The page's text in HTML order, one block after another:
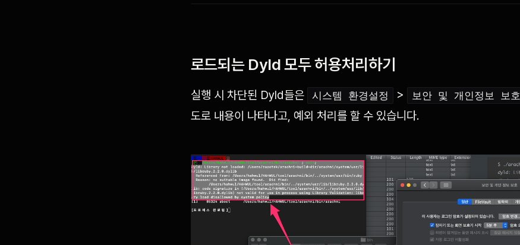
로드되는 Dyld 모두 허용처리하기
실행 시 차단된 Dyld들은 시스템 환경설정 > 보안 및 개인정보 보호
도로 내용이 나타나고, 예외 처리를 할 수 있습니다.